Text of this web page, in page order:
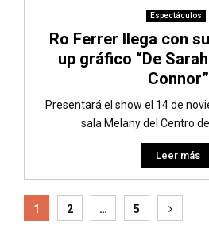
Espectáculos
Ro Ferrer llega con
up gráfico “De
Connor”
Presentará el show el 14 de
sala Melany del Centro de
Leer más
Paginación
1 2 … 5